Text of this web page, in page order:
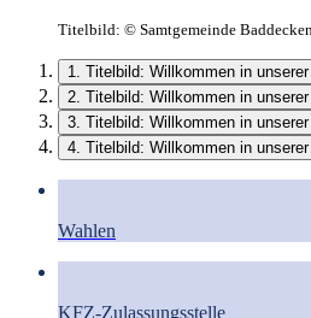
Titelbild: © Samtgemeinde
1. Titelbild: Willkommen in
2. Titelbild: Willkommen in
3. Titelbild: Willkommen in
4. Titelbild: Willkommen in
Wahlen
KFZ-Zulassungsstelle